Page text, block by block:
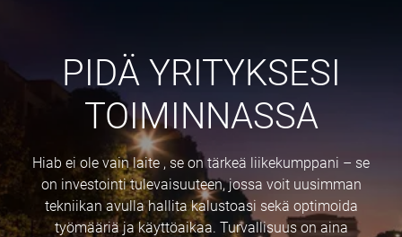
PIDÄ YRITYKSESI
TOIMINNASSA
Hiab ei ole vain laite , se on tärkeä liikekumppani – se
on investointi tulevaisuuteen, jossa voit uusimman
tekniikan avulla hallita kalustoasi sekä optimoida
työmääriä ja käyttöaikaa. Turvallisuus on aina